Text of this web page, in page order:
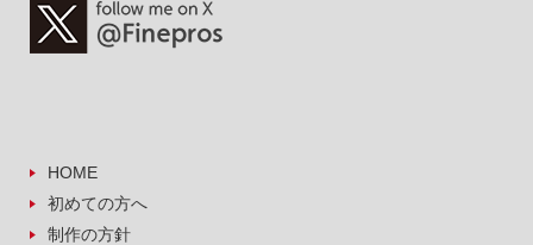
HOME
初めての方へ
制作の方針